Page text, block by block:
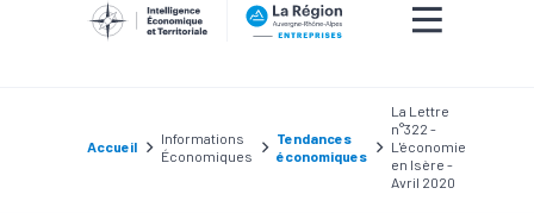
Accueil
Informations
Économiques
Tendances
économiques
La Lettre
n°322 -
L'économie
en Isère -
Avril 2020